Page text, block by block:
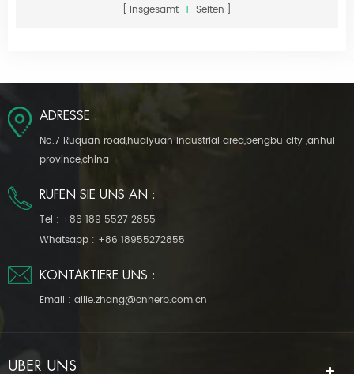
Insgesamt 1 Seiten
ADRESSE :
No.7 Ruquan road,huaiyuan industrial area,bengbu city ,anhui
province,china
RUFEN SIE UNS AN :
Tel : +86 189 5527 2855
Whatsapp : +86 18955272855
KONTAKTIERE UNS :
Email : allie.zhang@cnherb.com.cn
ÜBER UNS